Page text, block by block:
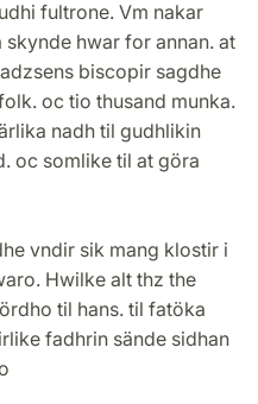
fultrone. Vm nakar
hwar for annan. at
biscopir sagdhe
oc tio thusand munka.
nadh til gudhlikin
oc somlike til at göra
vndir sik mang klostir i
Hwilke alt thz the
til hans. til fatöka
fadhrin sände sidhan